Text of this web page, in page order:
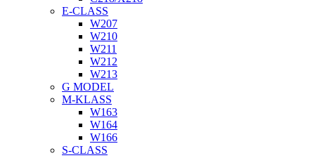
E-CLASS
W207
W210
W211
W212
W213
G MODEL
M-KLASS
W163
W164
W166
S-CLASS